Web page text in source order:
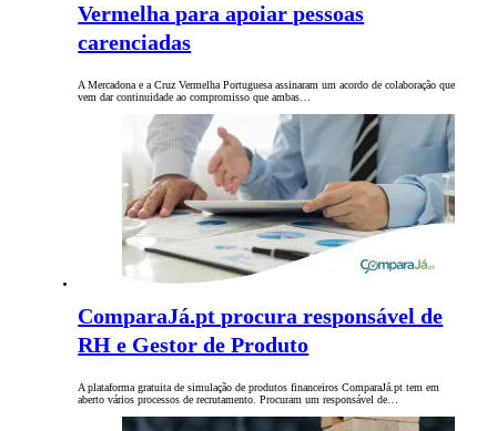
Vermelha para apoiar pessoas
carenciadas
A Mercadona e a Cruz Vermelha Portuguesa assinaram um acordo de colaboração que
vem dar continuidade ao compromisso que ambas…
ComparaJá.pt procura responsável de
RH e Gestor de Produto
A plataforma gratuita de simulação de produtos financeiros ComparaJá.pt tem em
aberto vários processos de recrutamento. Procuram um responsável de…